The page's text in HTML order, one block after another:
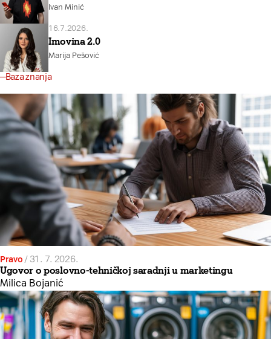
Ivan Minić
16.7.2026.
Imovina 2.0
Marija Pešović
Baza znanja
Pravo / 31. 7. 2026.
Ugovor o poslovno-tehničkoj saradnji u marketingu
Milica Bojanić